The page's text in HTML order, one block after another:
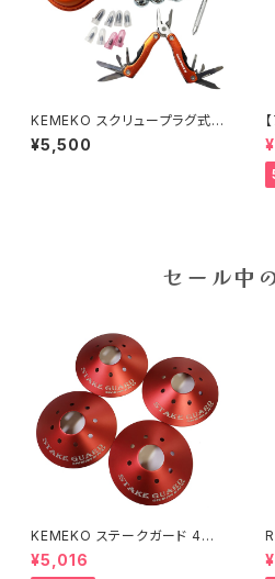
KEMEKO スクリュープラグ式チ
ューブレスタイヤパンク修理キッ
ト
¥5,500
セール中
KEMEKO ステークガード 4枚
セット キャンピングセーフティー
アイテム
¥5,016